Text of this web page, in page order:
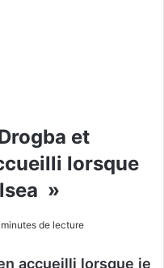
et
lorsque
»
minutes de lecture
accueilli lorsque je